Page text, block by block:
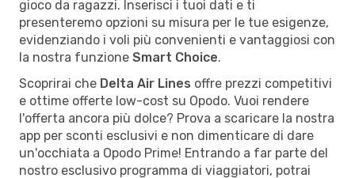
gioco da ragazzi. Inserisci i tuoi dati e ti
presenteremo opzioni su misura per le tue esigenze,
evidenziando i voli più convenienti e vantaggiosi con
la nostra funzione Smart Choice.
Scoprirai che Delta Air Lines offre prezzi competitivi
e ottime offerte low-cost su Opodo. Vuoi rendere
l'offerta ancora più dolce? Prova a scaricare la nostra
app per sconti esclusivi e non dimenticare di dare
un'occhiata a Opodo Prime! Entrando a far parte del
nostro esclusivo programma di viaggiatori, potrai